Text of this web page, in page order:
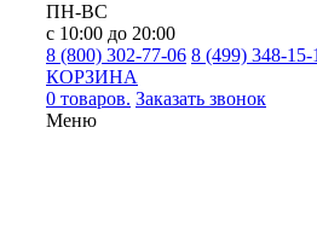
ПН-ВС
с 10:00 до 20:00
8 (800) 302-77-06 8 (499) 348-15-
КОРЗИНА
0 товаров. Заказать звонок
Меню